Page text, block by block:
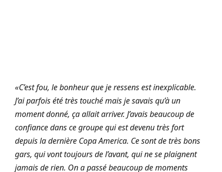
«C’est fou, le bonheur que je ressens est inexplicable.
J’ai parfois été très touché mais je savais qu’à un
moment donné, ça allait arriver. J’avais beaucoup de
confiance dans ce groupe qui est devenu très fort
depuis la dernière Copa America. Ce sont de très bons
gars, qui vont toujours de l’avant, qui ne se plaignent
jamais de rien. On a passé beaucoup de moments